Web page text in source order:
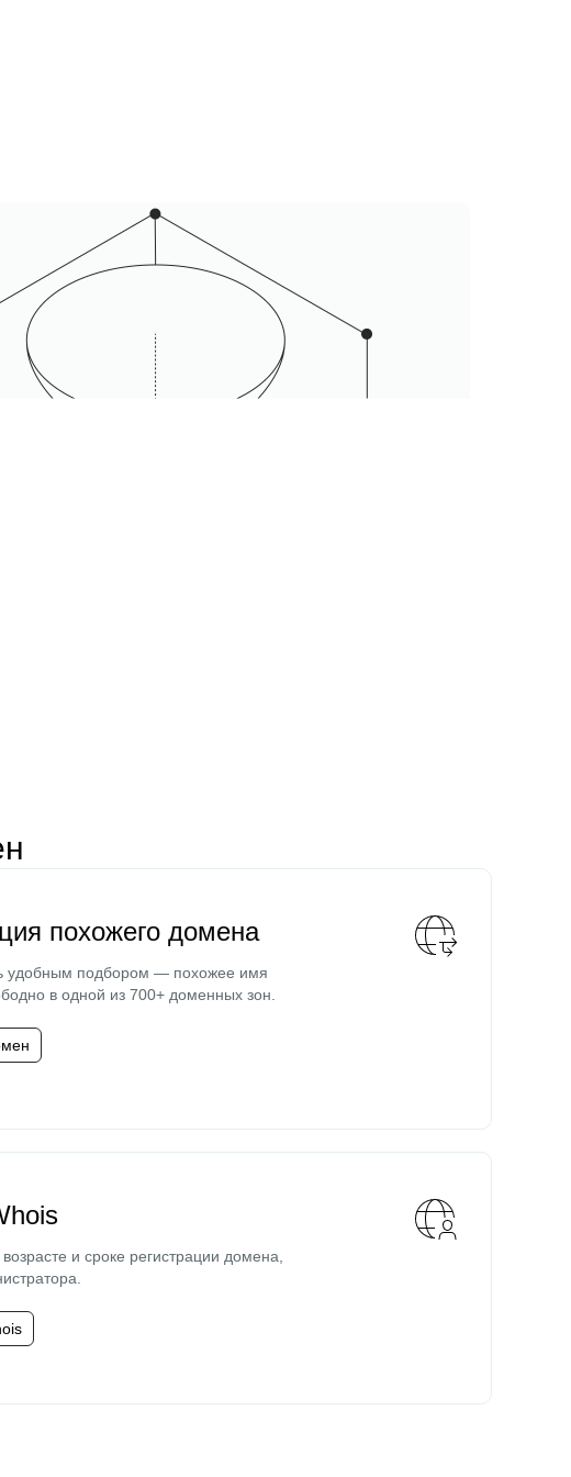
похожего домена
удобным подбором — похожее имя
в одной из 700+ доменных зон.
и сроке регистрации домена,